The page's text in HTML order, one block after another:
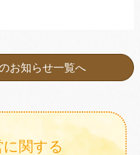
お知らせ一覧へ
関する